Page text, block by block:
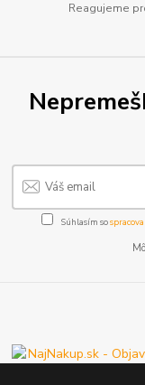
Reagujeme
Súhlasím so